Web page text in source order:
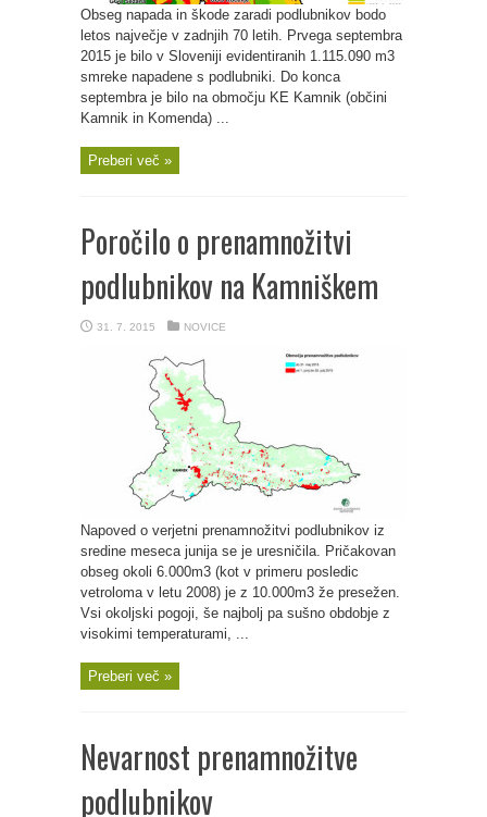
Obseg napada in škode zaradi podlubnikov bodo
letos največje v zadnjih 70 letih. Prvega septembra
2015 je bilo v Sloveniji evidentiranih 1.115.090 m3
smreke napadene s podlubniki. Do konca
septembra je bilo na območju KE Kamnik (občini
Kamnik in Komenda) ...
Preberi več »
Poročilo o prenamnožitvi
podlubnikov na Kamniškem
31. 7. 2015 NOVICE
Napoved o verjetni prenamnožitvi podlubnikov iz
sredine meseca junija se je uresničila. Pričakovan
obseg okoli 6.000m3 (kot v primeru posledic
vetroloma v letu 2008) je z 10.000m3 že presežen.
Vsi okoljski pogoji, še najbolj pa sušno obdobje z
visokimi temperaturami, ...
Preberi več »
Nevarnost prenamnožitve
podlubnikov